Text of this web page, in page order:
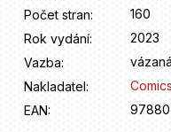
Počet stran:
160
Rok vydání:
2023
Vazba:
vázaná
Nakladatel:
EAN: